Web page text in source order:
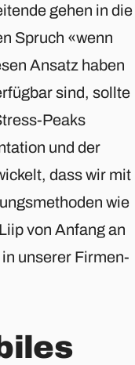
gehen in die
Spruch «wenn
Ansatz haben
sind, sollte
Peaks
und der
dass wir mit
wie
von Anfang an
unserer Firmen-